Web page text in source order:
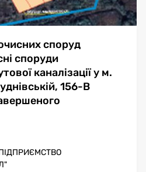
споруд
споруди
каналізації у м.
156-В